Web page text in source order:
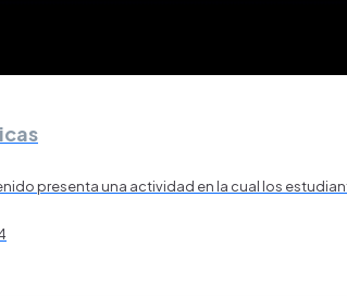
presenta una actividad en la cual los